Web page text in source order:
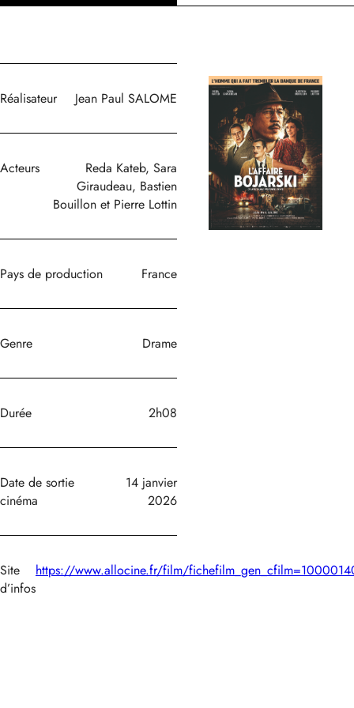
Réalisateur Jean Paul SALOME
Acteurs
Reda Kateb, Sara
Giraudeau, Bastien
Bouillon et Pierre Lottin
Pays de production France
Genre Drame
Durée 2h08
Date de sortie
cinéma
14 janvier
2026
Site
d’infos
https://www.allocine.fr/film/